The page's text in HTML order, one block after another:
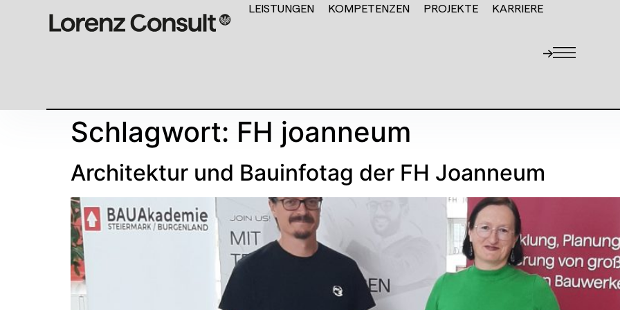
LEISTUNGEN KOMPETENZEN PROJEKTE KARRIERE
Schlagwort: FH joanneum
Architektur und Bauinfotag der FH Joanneum